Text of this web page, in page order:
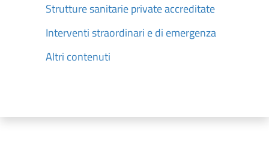
Strutture sanitarie private accreditate
Interventi straordinari e di emergenza
Altri contenuti